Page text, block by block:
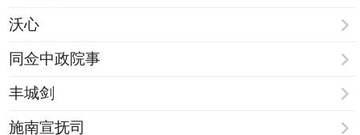
沃心
同佥中政院事
丰城剑
施南宣抚司